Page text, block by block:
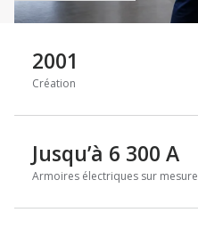
2001
Création
Jusqu’à 6 300 A
Armoires électriques sur mesure